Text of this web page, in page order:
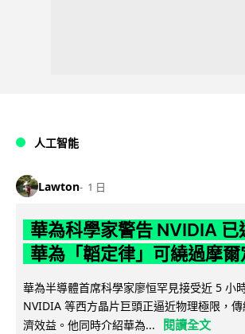
人工智能
Lawton 1 日
華為科學家警告 NVIDIA 已
華為「韜定律」可繞過摩
華為半導體首席科學家廖恒罕見接受近 5 小
NVIDIA 等西方晶片巨頭正逼近物理極限，
濟效益。他同時介紹華為...
閱讀全文